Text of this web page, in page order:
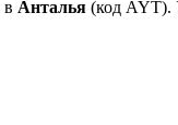
в Анталья (код AYT).